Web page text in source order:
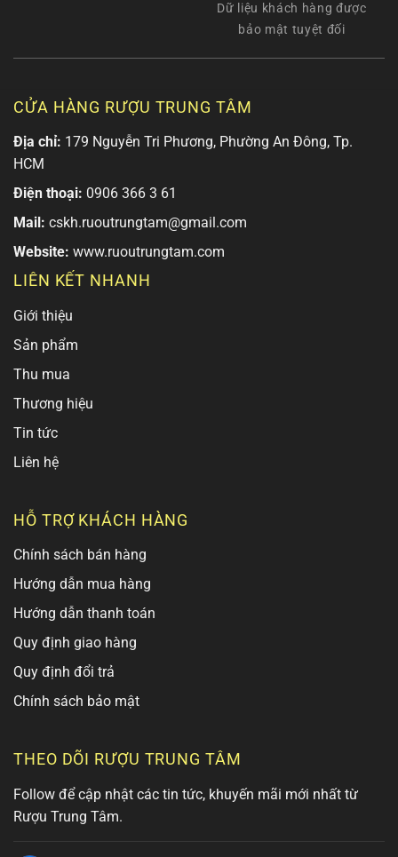
Dữ liệu khách hàng được
bảo mật tuyệt đối
CỬA HÀNG RƯỢU TRUNG TÂM
Địa chỉ: 179 Nguyễn Tri Phương, Phường An Đông, Tp.
HCM
Điện thoại: 0906 366 3 61
Mail: cskh.ruoutrungtam@gmail.com
Website: www.ruoutrungtam.com
LIÊN KẾT NHANH
Giới thiệu
Sản phẩm
Thu mua
Thương hiệu
Tin tức
Liên hệ
HỖ TRỢ KHÁCH HÀNG
Chính sách bán hàng
Hướng dẫn mua hàng
Hướng dẫn thanh toán
Quy định giao hàng
Quy định đổi trả
Chính sách bảo mật
THEO DÕI RƯỢU TRUNG TÂM
Follow để cập nhật các tin tức, khuyến mãi mới nhất từ
Rượu Trung Tâm.